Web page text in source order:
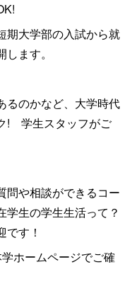
期大学部の入試から就
ます。
るのかなど、大学時代
! 学生スタッフがご
問や相談ができるコー
生の学生生活って？
す！
ホームページでご確